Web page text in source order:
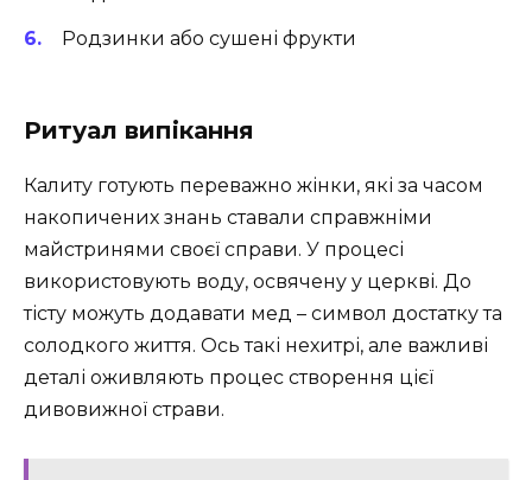
Родзинки або сушені фрукти
Ритуал випікання
Калиту готують переважно жінки, які за часом
накопичених знань ставали справжніми
майстринями своєї справи. У процесі
використовують воду, освячену у церкві. До
тісту можуть додавати мед – символ достатку та
солодкого життя. Ось такі нехитрі, але важливі
деталі оживляють процес створення цієї
дивовижної страви.